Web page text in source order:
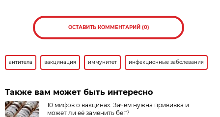
ОСТАВИТЬ КОММЕНТАРИЙ (0)
антитела вакцинация иммунитет инфекционные заболевания
Также вам может быть интересно
10 мифов о вакцинах. Зачем нужна прививка и
может ли её заменить бег?